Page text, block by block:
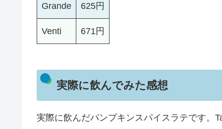
Grande 625円
Venti 671円
実際に飲んでみた感想
実際に飲んだパンプキンスパイスラテです。